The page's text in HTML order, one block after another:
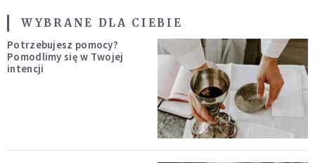
WYBRANE DLA CIEBIE
Potrzebujesz pomocy?
Pomodlimy się w Twojej
intencji